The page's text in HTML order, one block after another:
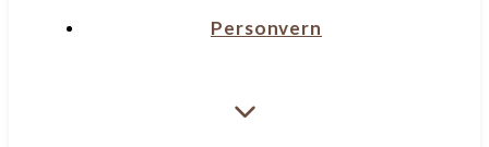
Personvern